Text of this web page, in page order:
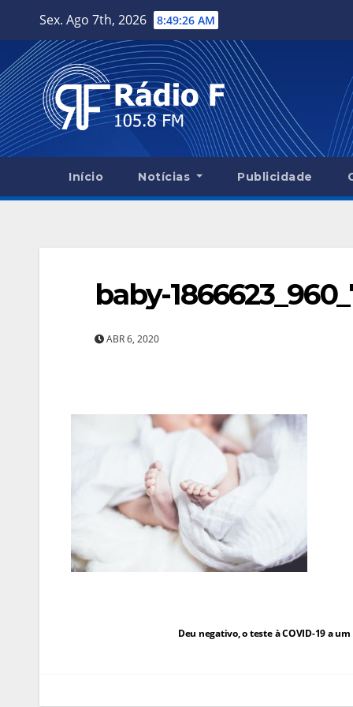
content
Sex. Ago 7th, 2026 8:49:27 AM
Início Notícias Publicidade
baby-
ABR 6, 2020
NavegaçãoDeu negativo, o teste à COVID-19 a